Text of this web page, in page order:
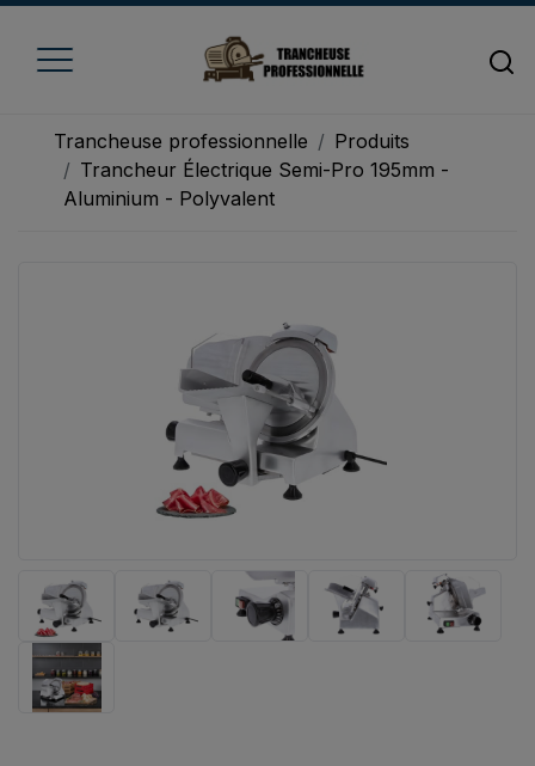
Accueil
Trancheuse à pain
Trancheuse à viande
Trancheuse à légume
Trancheuse électrique
Trancheuse professionnelle
Produits
Trancheur Électrique Semi-Pro 195mm -
Aluminium - Polyvalent